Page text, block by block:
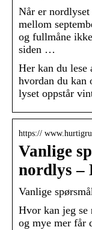
Når er
mellom
og fullmåne
siden …
Her kan du lese
hvordan du kan
lyset oppstår
https://
Vanlige
nordlys –
Vanlige
Hvor kan jeg se
og mye mer får